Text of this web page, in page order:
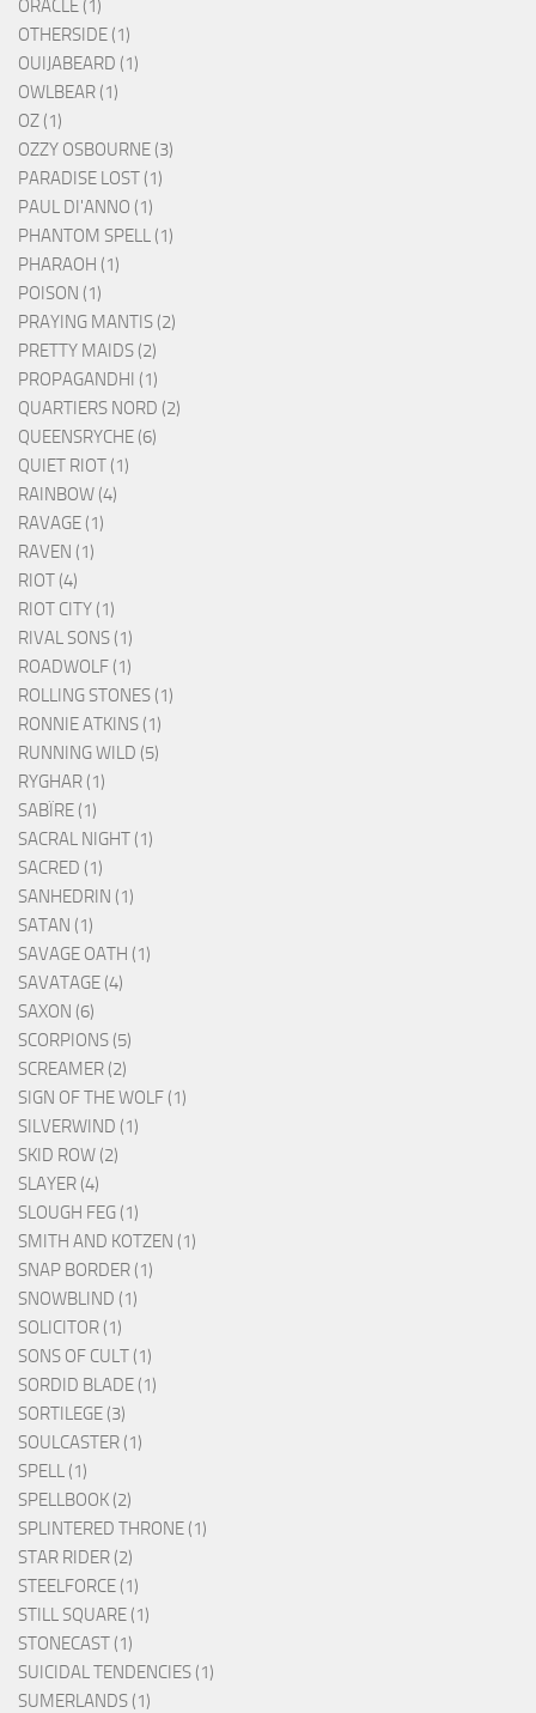
ORACLE (1)
OTHERSIDE (1)
OUIJABEARD (1)
OWLBEAR (1)
OZ (1)
OZZY OSBOURNE (3)
PARADISE LOST (1)
PAUL DI'ANNO (1)
PHANTOM SPELL (1)
PHARAOH (1)
POISON (1)
PRAYING MANTIS (2)
PRETTY MAIDS (2)
PROPAGANDHI (1)
QUARTIERS NORD (2)
QUEENSRYCHE (6)
QUIET RIOT (1)
RAINBOW (4)
RAVAGE (1)
RAVEN (1)
RIOT (4)
RIOT CITY (1)
RIVAL SONS (1)
ROADWOLF (1)
ROLLING STONES (1)
RONNIE ATKINS (1)
RUNNING WILD (5)
RYGHAR (1)
SABÏRE (1)
SACRAL NIGHT (1)
SACRED (1)
SANHEDRIN (1)
SATAN (1)
SAVAGE OATH (1)
SAVATAGE (4)
SAXON (6)
SCORPIONS (5)
SCREAMER (2)
SIGN OF THE WOLF (1)
SILVERWIND (1)
SKID ROW (2)
SLAYER (4)
SLOUGH FEG (1)
SMITH AND KOTZEN (1)
SNAP BORDER (1)
SNOWBLIND (1)
SOLICITOR (1)
SONS OF CULT (1)
SORDID BLADE (1)
SORTILEGE (3)
SOULCASTER (1)
SPELL (1)
SPELLBOOK (2)
SPLINTERED THRONE (1)
STAR RIDER (2)
STEELFORCE (1)
STILL SQUARE (1)
STONECAST (1)
SUICIDAL TENDENCIES (1)
SUMERLANDS (1)